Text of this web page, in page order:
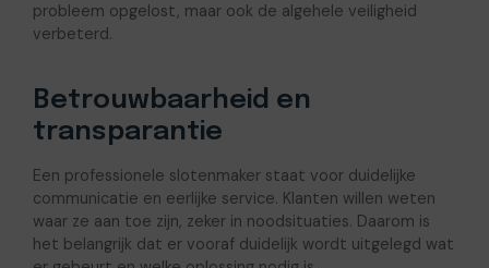
probleem opgelost, maar ook de algehele veiligheid
verbeterd.
Betrouwbaarheid en
transparantie
Een professionele slotenmaker staat voor duidelijke
communicatie en eerlijke service. Klanten willen weten
waar ze aan toe zijn, zeker in noodsituaties. Daarom is
het belangrijk dat er vooraf duidelijk wordt uitgelegd wat